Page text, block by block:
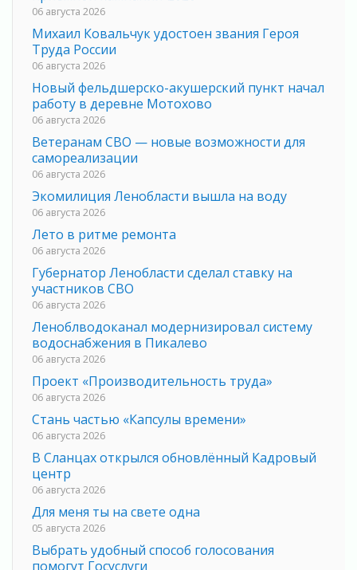
06 августа 2026
Михаил Ковальчук удостоен звания Героя
Труда России
06 августа 2026
Новый фельдшерско-акушерский пункт начал
работу в деревне Мотохово
06 августа 2026
Ветеранам СВО — новые возможности для
самореализации
06 августа 2026
Экомилиция Ленобласти вышла на воду
06 августа 2026
Лето в ритме ремонта
06 августа 2026
Губернатор Ленобласти сделал ставку на
участников СВО
06 августа 2026
Леноблводоканал модернизировал систему
водоснабжения в Пикалево
06 августа 2026
Проект «Производительность труда»
06 августа 2026
Стань частью «Капсулы времени»
06 августа 2026
В Сланцах открылся обновлённый Кадровый
центр
06 августа 2026
Для меня ты на свете одна
05 августа 2026
Выбрать удобный способ голосования
помогут Госуслуги